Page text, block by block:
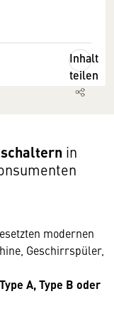
Inhalt
teilen
in
modernen
Geschirrspüler,
A, Type B oder